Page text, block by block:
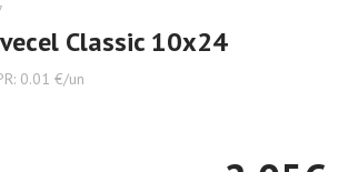
Classic 10x24
0.01 €/un